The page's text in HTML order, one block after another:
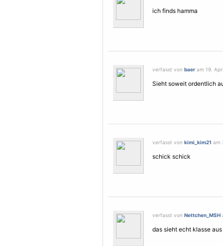
ich finds hamma
verfasst von baer am 19.
Sieht soweit ordentlich
verfasst von kimi_kim21 am
schick schick
verfasst von Nettchen_MSH
das sieht echt klasse aus